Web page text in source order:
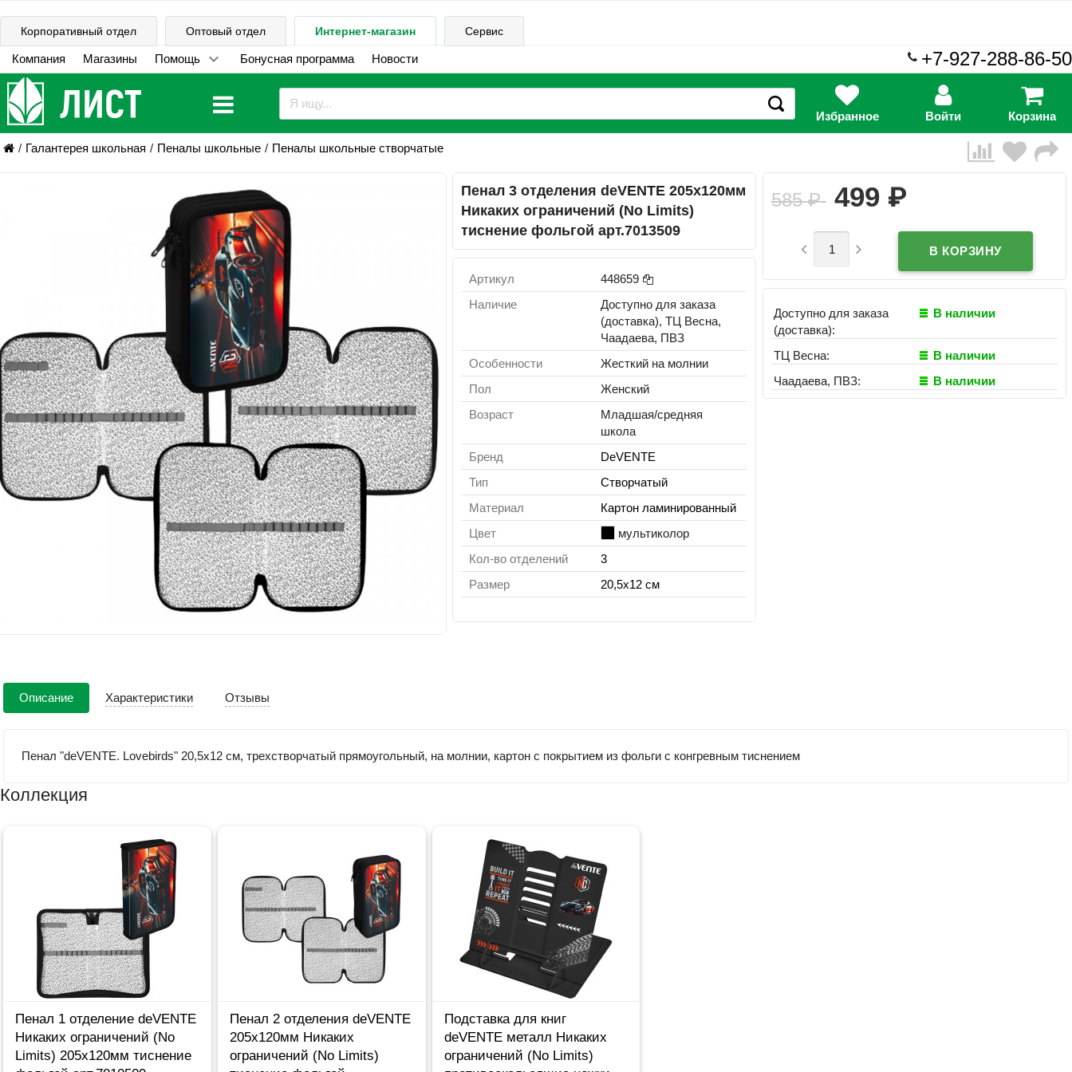
Корпоративный отдел Оптовый отдел Интернет-магазин Сервис
Компания Магазины Помощь Бонусная программа Новости +7-927-288-86-50
Избранное Войти Корзина
Галантерея школьная Пеналы школьные Пеналы школьные створчатые
Пенал 3 отделения deVENTE 205х120мм
Никаких ограничений (No Limits)
тиснение фольгой арт.7013509
Артикул
448659
Наличие
Доступно для заказа
(доставка), ТЦ Весна,
Чаадаева, ПВЗ
Особенности
Жесткий на молнии
Пол
Женский
Возраст
Младшая/средняя
школа
Бренд
DeVENTE
Тип
Створчатый
Материал
Картон ламинированный
Цвет
мультиколор
Кол-во отделений
3
Размер
20,5х12 см
585₽ 499 ₽
 
Доступно для заказа
(доставка):
В наличии
ТЦ Весна:
В наличии
Чаадаева, ПВЗ:
В наличии
Описание Характеристики Отзывы
Пенал "deVENTE. Lovebirds" 20,5x12 см, трехстворчатый прямоугольный, на молнии, картон с покрытием из фольги с конгревным тиснением
Коллекция
Пенал 1 отделение deVENTE
Никаких ограничений (No
Limits) 205х120мм тиснение
Пенал 2 отделения deVENTE
205х120мм Никаких
ограничений (No Limits)
Подставка для книг
deVENTE металл Никаких
ограничений (No Limits)